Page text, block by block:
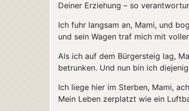
Deiner Erziehung – so
Ich fuhr langsam an, Mami, und
und sein Wagen traf mich mit
Als ich auf dem Bürgersteig lag,
betrunken. Und nun bin ich
Ich liege hier im Sterben, Mami,
Mein Leben zerplatzt wie ein